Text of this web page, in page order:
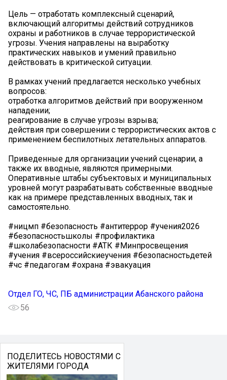
Цель — отработать комплексный сценарий,
включающий алгоритмы действий сотрудников
охраны и работников в случае террористической
угрозы. Учения направлены на выработку
практических навыков и умений правильно
действовать в критической ситуации.
В рамках учений предлагается несколько учебных
вопросов:
отработка алгоритмов действий при вооруженном
нападении;
реагирование в случае угрозы взрыва;
действия при совершении с террористических актов с
применением беспилотных летательных аппаратов.
Приведенные для организации учений сценарии, а
также их вводные, являются примерными.
Оперативные штабы субъектовых и муниципальных
уровней могут разрабатывать собственные вводные
как на примере представленных вводных, так и
самостоятельно.
#ницмп #безопасность #антитеррор #учения2026
#безопасностьшколы #профилактика
#школабезопасности #АТК #Минпросвещения
#учения #всероссийскиеучения #безопасностьдетей
#чс #педагогам #охрана #эвакуация
Отдел ГО, ЧС, ПБ администрации Абанского района
56
ПОДЕЛИТЕСЬ НОВОСТЯМИ С
ЖИТЕЛЯМИ ГОРОДА